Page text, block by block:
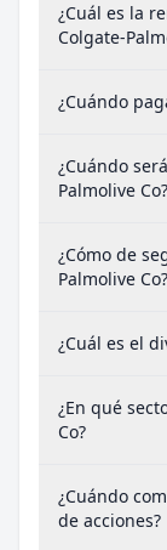
¿Cuál es la
Colgate-
¿Cuándo
¿Cuándo
Palmolive Co?
¿Cómo de
Palmolive Co?
¿Cuál es el
¿En qué
Co?
¿Cuándo
de acciones?